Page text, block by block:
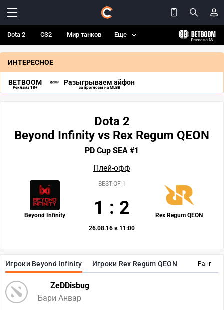
Dota 2 CS2 Мир танков Еще
ИНТЕРЕСНОЕ
BETBOOM
Реклама 18+
Разыгрываем айфон
за прогнозы на MLBB
Ранг
Игроки Beyond Infinity Игроки Rex Regum QEON
ZeDDisbug
Бари Анвар
Dota 2
Beyond Infinity vs Rex Regum QEON
PD Cup SEA #1
Плей-офф
Beyond Infinity Rex Regum QEON
BEST-OF-1
1 : 2
26.08.16 в 11:00